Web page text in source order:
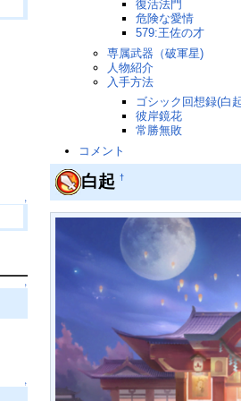
↑
↑
↑
復活法門
危険な愛情
579:王佐の才
専属武器（破軍星)
人物紹介
入手方法
ゴシック回想録(白
彼岸鏡花
常勝無敗
コメント
白起†